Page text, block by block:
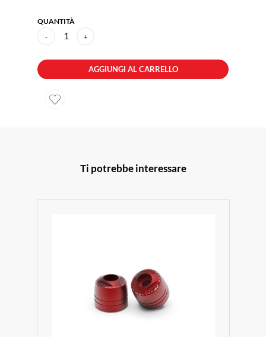
QUANTITÀ
- 1 +
AGGIUNGI AL CARRELLO
Ti potrebbe interessare